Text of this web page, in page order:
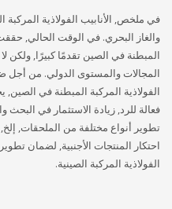
في ملخص, الأنابيب الفولاذية
والغاز البحري. في الوقت الحالي, حققت
المبطنة في الصين تقدمًا كبيرًا, ولكن
المجالات والمستوى الدولي. من أجل
الفولاذية المركبة المبطنة في الصين,
فعالة للرد, زيادة الاستثمار في
تطوير أنواع مختلفة من الملحقات,
احتكار المنتجات الأجنبية, لضمان
الفولاذية المركبة الصينية.